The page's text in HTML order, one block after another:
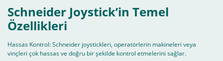
Schneider Joystick’in Temel
Özellikleri
Hassas Kontrol: Schneider joystickleri, operatörlerin makineleri veya
vinçleri çok hassas ve doğru bir şekilde kontrol etmelerini sağlar.